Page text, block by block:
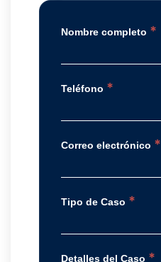
Nombre completo *
Teléfono *
Correo electrónico *
Tipo de Caso *
Detalles del Caso *